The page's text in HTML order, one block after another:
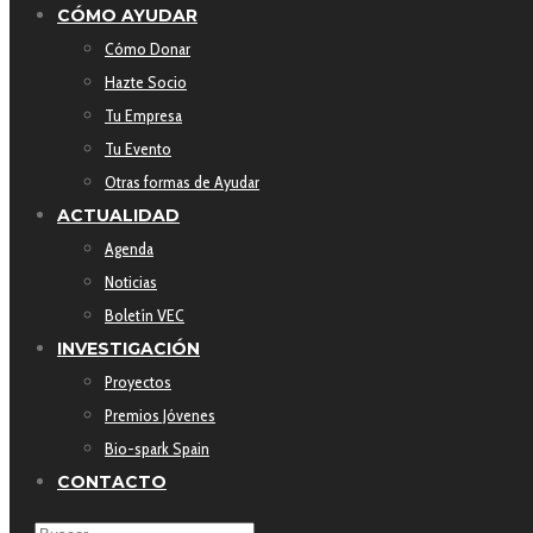
CÓMO AYUDAR
Cómo Donar
Hazte Socio
Tu Empresa
Tu Evento
Otras formas de Ayudar
ACTUALIDAD
Agenda
Noticias
Boletín VEC
INVESTIGACIÓN
Proyectos
Premios Jóvenes
Bio-spark Spain
CONTACTO